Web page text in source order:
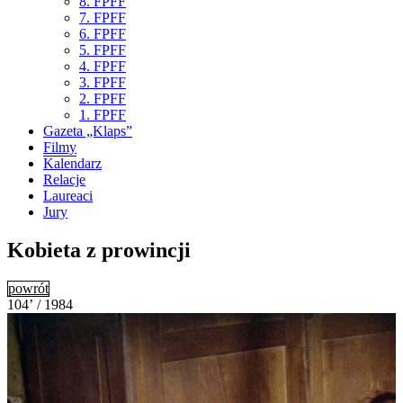
7. FPFF
6. FPFF
5. FPFF
4. FPFF
3. FPFF
2. FPFF
1. FPFF
Gazeta „Klaps”
Filmy
Kalendarz
Relacje
Laureaci
Jury
Kobieta z prowincji
powrót
104’ / 1984